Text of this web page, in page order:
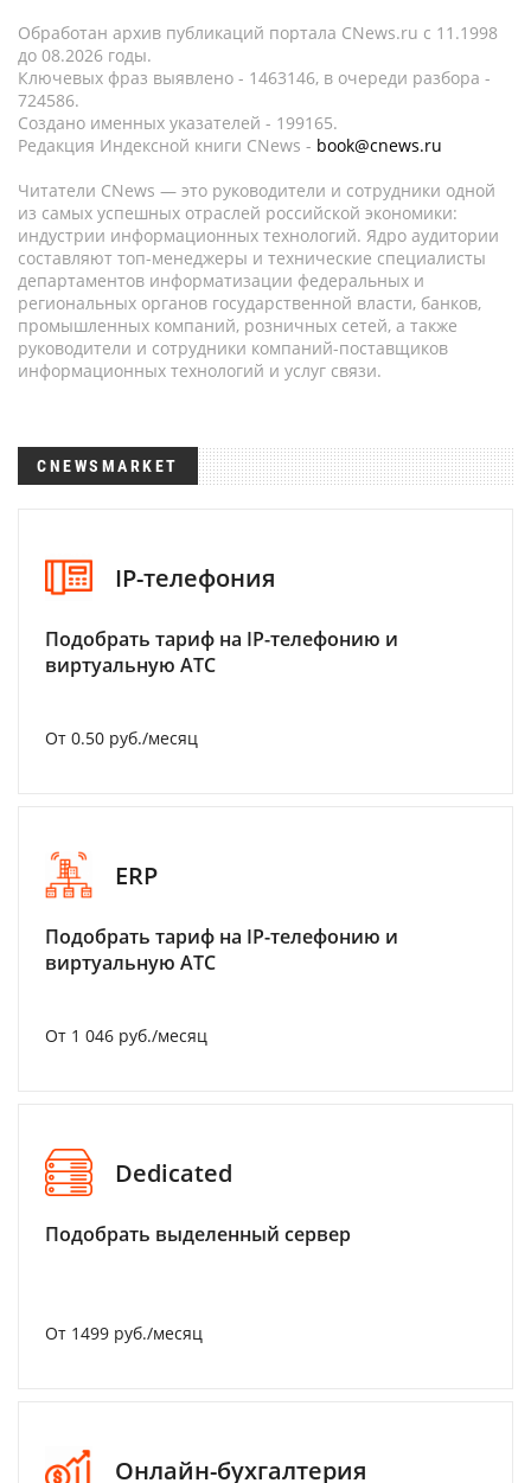
Обработан архив публикаций портала CNews.ru c 11.1998
до 08.2026 годы.
Ключевых фраз выявлено - 1463146, в очереди разбора -
724586.
Создано именных указателей - 199165.
Редакция Индексной книги CNews - book@cnews.ru
Читатели CNews — это руководители и сотрудники одной
из самых успешных отраслей российской экономики:
индустрии информационных технологий. Ядро аудитории
составляют топ-менеджеры и технические специалисты
департаментов информатизации федеральных и
региональных органов государственной власти, банков,
промышленных компаний, розничных сетей, а также
руководители и сотрудники компаний-поставщиков
информационных технологий и услуг связи.
CNEWSMARKET
IP-телефония
Подобрать тариф на IP-телефонию и
виртуальную АТС
От 0.50 руб./месяц
ERP
Подобрать тариф на IP-телефонию и
виртуальную АТС
От 1 046 руб./месяц
Dedicated
Подобрать выделенный сервер
От 1499 руб./месяц
Онлайн-бухгалтерия